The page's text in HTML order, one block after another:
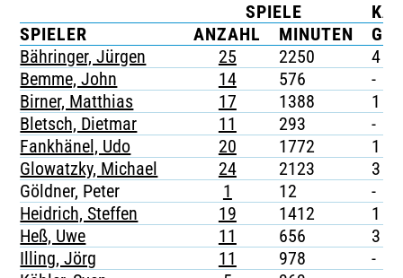
TICKETING
SPIELE
SPIELER
ANZAHL MINUTEN G
Bähringer, Jürgen
25 2250 4
Bemme, John
14 576 -
Birner, Matthias
17 1388 1
Bletsch, Dietmar
11 293 -
Fankhänel, Udo
20 1772 1
Glowatzky, Michael
24 2123 3
Göldner, Peter
1 12 -
Heidrich, Steffen
19 1412 1
Heß, Uwe
11 656 3
Illing, Jörg
11 978 -